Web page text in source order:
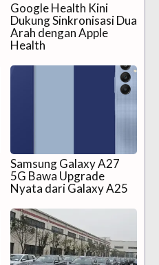
Google Health Kini
Dukung Sinkronisasi Dua
Arah dengan Apple
Health
Samsung Galaxy A27
5G Bawa Upgrade
Nyata dari Galaxy A25